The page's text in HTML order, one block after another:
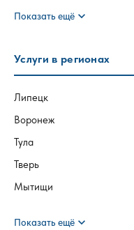
Показать ещё expand_more
Услуги в регионах
Липецк
Воронеж
Тула
Тверь
Мытищи
Показать ещё expand_more